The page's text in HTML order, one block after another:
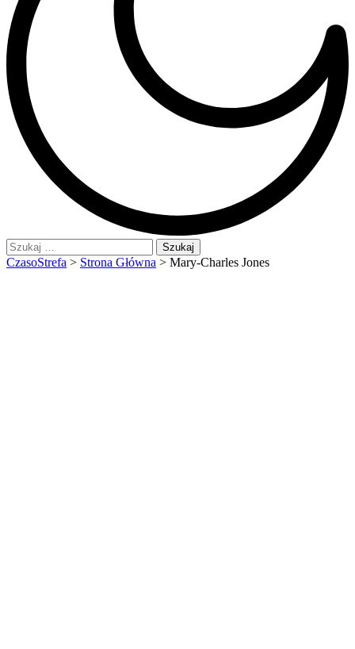
Szukaj:
CzasoStrefa > Strona Główna > Mary-Charles Jones